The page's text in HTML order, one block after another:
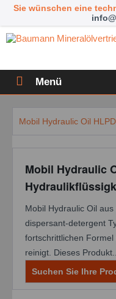
Sie wünschen eine
Menü
Mobil Hydraulic Oil
Mobil Hydraulic
Mobil Hydraulic Oil
dispersant-detergent
fortschrittlichen
reinigt. Dieses
Suchen Sie Ihre